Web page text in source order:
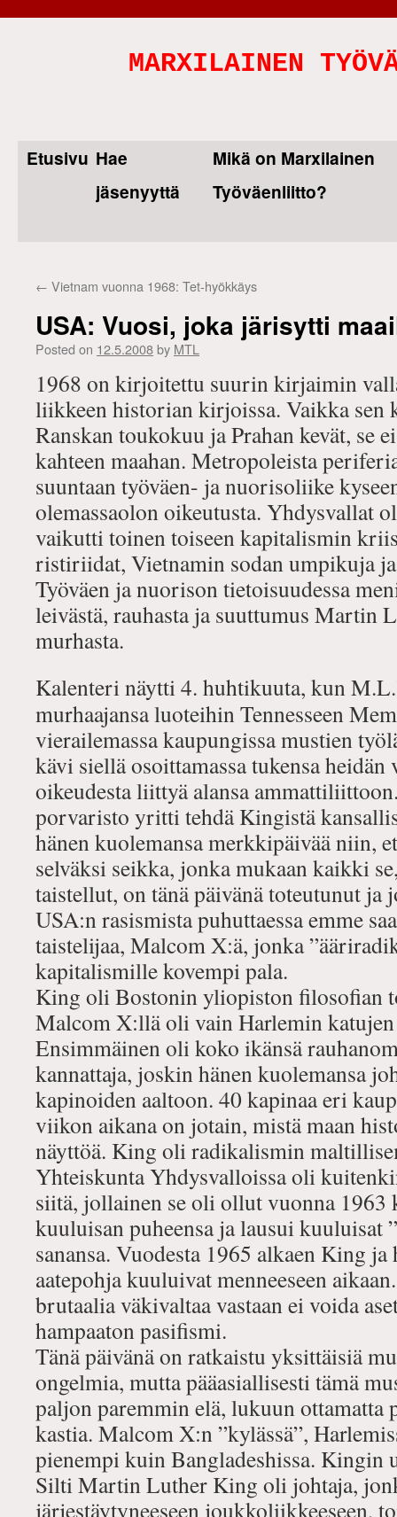
MARXILAINEN
Skip
Etusivu Hae
jäsenyyttä
Mikä on Marxilainen
Työväenliitto?
← Vietnam vuonna 1968: Tet-hyökkäys
USA: Vuosi, joka järisytti
Posted on 12.5.2008by MTL
1968 on kirjoitettu suurin kirjaimin
liikkeen historian kirjoissa. Vaikka sen
Ranskan toukokuu ja Prahan kevät, se
kahteen maahan. Metropoleista
suuntaan työväen- ja nuorisoliike
olemassaolon oikeutusta. Yhdysvallat
vaikutti toinen toiseen kapitalismin
ristiriidat, Vietnamin sodan umpikuja
Työväen ja nuorison tietoisuudessa
leivästä, rauhasta ja suuttumus Martin
murhasta.
Kalenteri näytti 4. huhtikuuta, kun
murhaajansa luoteihin Tennesseen
vierailemassa kaupungissa mustien
kävi siellä osoittamassa tukensa
oikeudesta liittyä alansa
porvaristo yritti tehdä Kingistä
hänen kuolemansa merkkipäivää niin,
selväksi seikka, jonka mukaan kaikki
taistellut, on tänä päivänä toteutunut ja
USA:n rasismista puhuttaessa emme
taistelijaa, Malcom X:ä, jonka
kapitalismille kovempi pala.
King oli Bostonin yliopiston filosofian
Malcom X:llä oli vain Harlemin katujen
Ensimmäinen oli koko ikänsä
kannattaja, joskin hänen kuolemansa
kapinoiden aaltoon. 40 kapinaa eri
viikon aikana on jotain, mistä maan
näyttöä. King oli radikalismin
Yhteiskunta Yhdysvalloissa oli
siitä, jollainen se oli ollut vuonna
kuuluisan puheensa ja lausui kuuluisat
sanansa. Vuodesta 1965 alkaen King ja
aatepohja kuuluivat menneeseen
brutaalia väkivaltaa vastaan ei voida
hampaaton pasifismi.
Tänä päivänä on ratkaistu yksittäisiä
ongelmia, mutta pääasiallisesti tämä
paljon paremmin elä, lukuun ottamatta
kastia. Malcom X:n ”kylässä”,
pienempi kuin Bangladeshissa. Kingin
Silti Martin Luther King oli johtaja,
järjestäytyneeseen joukkoliikkeeseen,